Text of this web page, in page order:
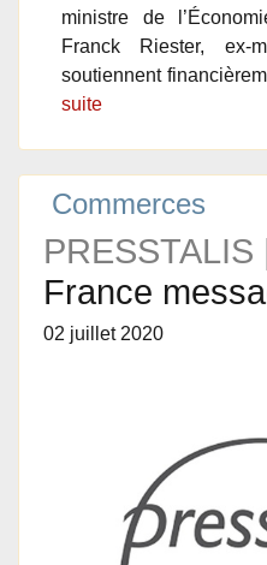
ministre de
Franck Riester, ex-
soutiennent
suite
Commerces
PRESSTALIS
France
02 juillet 2020